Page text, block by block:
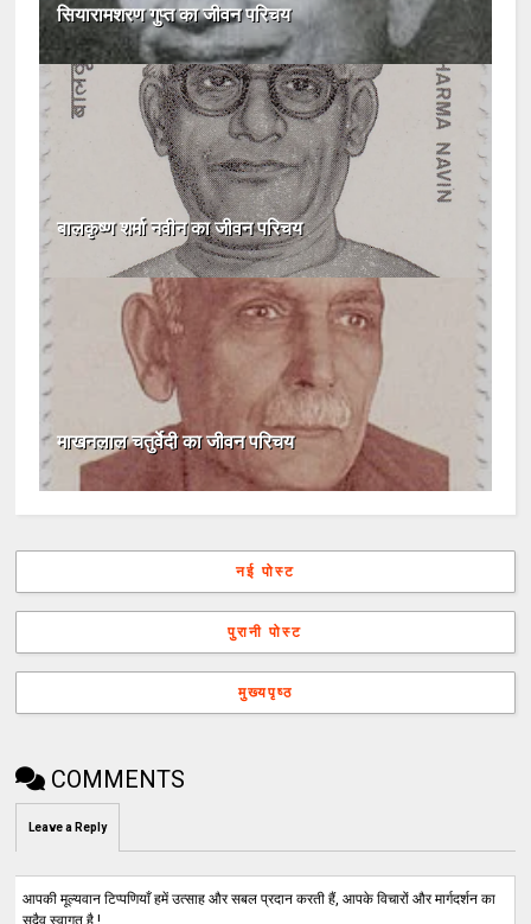
सियारामशरण गुप्त का जीवन परिचय
बालकृष्ण शर्मा नवीन का जीवन परिचय
माखनलाल चतुर्वेदी का जीवन परिचय
नई पोस्ट
पुरानी पोस्ट
मुख्यपृष्ठ
COMMENTS
Leave a Reply
आपकी मूल्यवान टिप्पणियाँ हमें उत्साह और सबल प्रदान करती हैं, आपके विचारों और मार्गदर्शन का